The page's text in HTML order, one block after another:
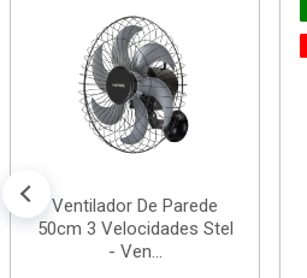
Ventilador De Parede
50cm 3 Velocidades Stel
- Ven...